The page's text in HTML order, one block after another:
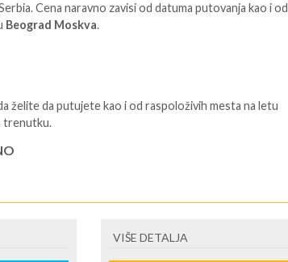
Cena naravno zavisi od datuma putovanja kao i od
Beograd Moskva.
želite da putujete kao i od raspoloživih mesta na letu
trenutku.
VIŠE DETALJA